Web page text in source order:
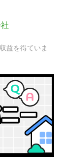
益を得ていま